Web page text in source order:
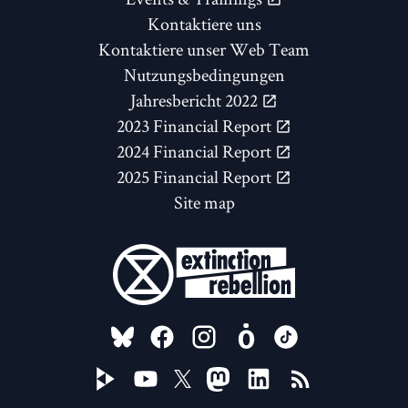
Kontaktiere uns
Kontaktiere unser Web Team
Nutzungsbedingungen
Jahresbericht 2022
2023 Financial Report
2024 Financial Report
2025 Financial Report
Site map
FOLLOW US ON